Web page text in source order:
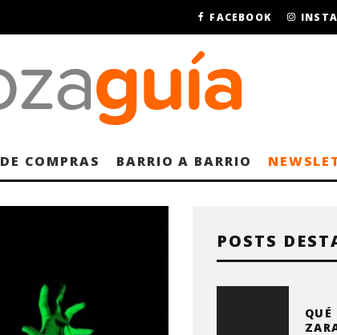
FACEBOOK
DE COMPRAS BARRIO A BARRIO
POSTS
QUÉ